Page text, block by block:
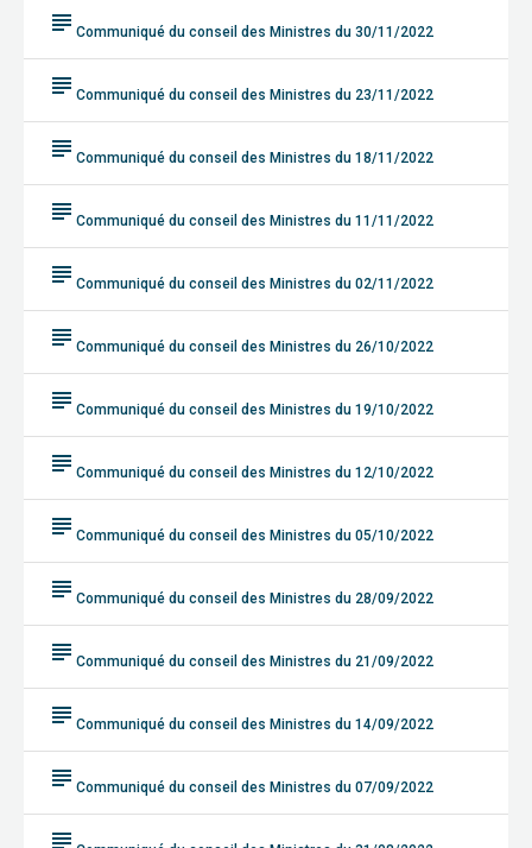
subject Communiqué du conseil des Ministres du 30/11/2022
subject Communiqué du conseil des Ministres du 23/11/2022
subject Communiqué du conseil des Ministres du 18/11/2022
subject Communiqué du conseil des Ministres du 11/11/2022
subject Communiqué du conseil des Ministres du 02/11/2022
subject Communiqué du conseil des Ministres du 26/10/2022
subject Communiqué du conseil des Ministres du 19/10/2022
subject Communiqué du conseil des Ministres du 12/10/2022
subject Communiqué du conseil des Ministres du 05/10/2022
subject Communiqué du conseil des Ministres du 28/09/2022
subject Communiqué du conseil des Ministres du 21/09/2022
subject Communiqué du conseil des Ministres du 14/09/2022
subject Communiqué du conseil des Ministres du 07/09/2022
subject